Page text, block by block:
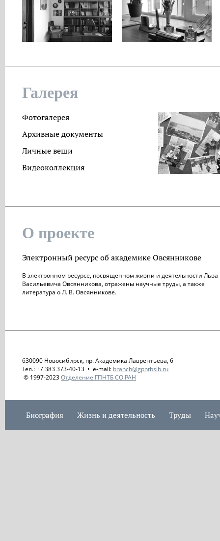
Галерея
Фотогалерея
Архивные документы
Личные вещи
Видеоколлекция
О проекте
Электронный ресурс об академике Овсянникове
В электронном ресурсе, посвященном жизни и деятельности Льва
Васильевича Овсянникова, отражены научные труды, а также
литература о Л. В. Овсянникове.
630090 Новосибирск, пр. Академика Лаврентьева, 6
Тел.: +7 383 373-40-13 • e-mail: branch@gpntbsib.ru
© 1997-2023Отделение ГПНТБ СО РАН
Биография Жизнь и деятельность Труды